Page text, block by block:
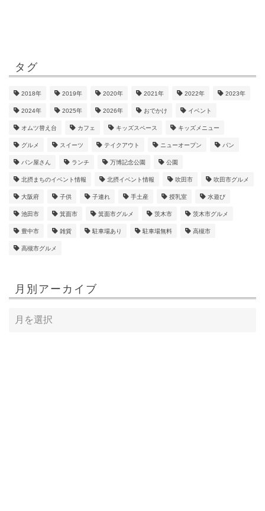
タグ
2018年 2019年 2020年 2021年 2022年 2023年
2024年 2025年 2026年 おでかけ イベント
オムツ替え台 カフェ キッズスペース キッズメニュー
グルメ スイーツ テイクアウト ニューオープン パン
パン屋さん ランチ 万博記念公園 公園
北摂まちのイベント情報 北摂イベント情報 吹田市 吹田市グルメ
大阪府 子供 子連れ 手土産 授乳室 水遊び
池田市 箕面市 箕面市グルメ 茨木市 茨木市グルメ
豊中市 雑貨 駐車場あり 駐車場無料 高槻市
高槻市グルメ
月別アーカイブ